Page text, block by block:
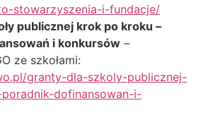
stowarzyszenia-i-fundacje/
publicznej krok po kroku –
i konkursów –
ze szkołami:
granty-dla-szkoly-publicznej-
dofinansowan-i-